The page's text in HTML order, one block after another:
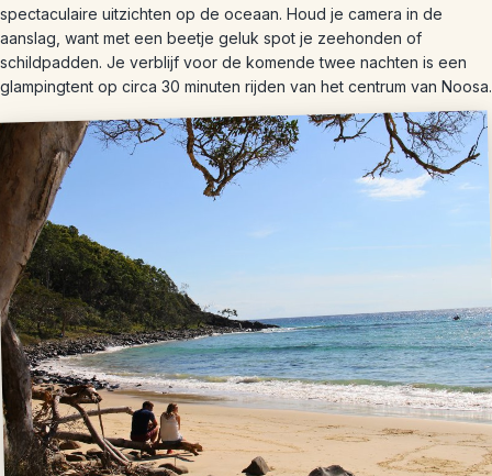
spectaculaire uitzichten op de oceaan. Houd je camera in de
aanslag, want met een beetje geluk spot je zeehonden of
schildpadden. Je verblijf voor de komende twee nachten is een
glampingtent op circa 30 minuten rijden van het centrum van Noosa.